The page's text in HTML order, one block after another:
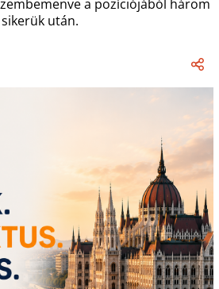
a pozíciójából három
után.